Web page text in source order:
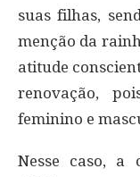
suas filhas,
menção da
atitude
renovação,
feminino e
Nesse caso, a